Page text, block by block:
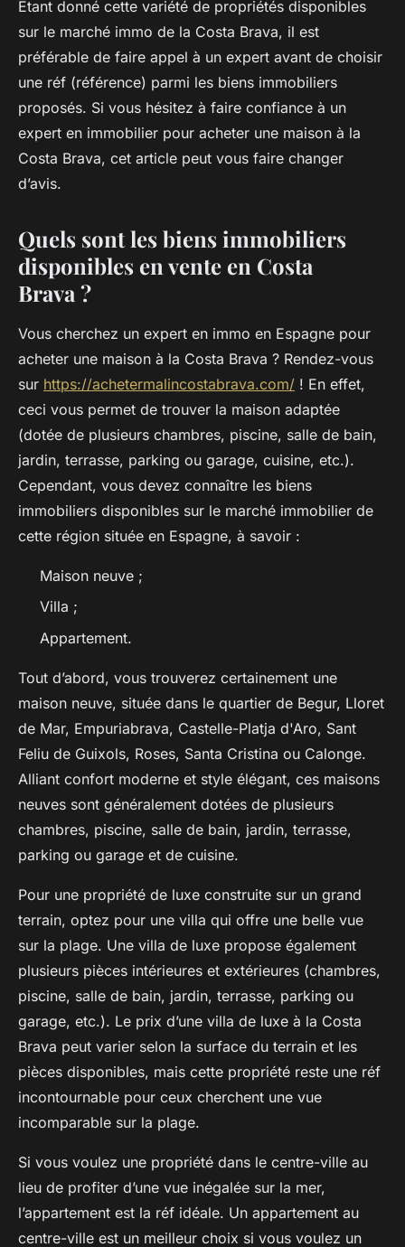
Etant donné cette variété de propriétés disponibles
sur le marché immo de la Costa Brava, il est
préférable de faire appel à un expert avant de choisir
une réf (référence) parmi les biens immobiliers
proposés. Si vous hésitez à faire confiance à un
expert en immobilier pour acheter une maison à la
Costa Brava, cet article peut vous faire changer
d’avis.
Quels sont les biens immobiliers
disponibles en vente en Costa
Brava ?
Vous cherchez un expert en immo en Espagne pour
acheter une maison à la Costa Brava ? Rendez-vous
sur https://achetermalincostabrava.com/ ! En effet,
ceci vous permet de trouver la maison adaptée
(dotée de plusieurs chambres, piscine, salle de bain,
jardin, terrasse, parking ou garage, cuisine, etc.).
Cependant, vous devez connaître les biens
immobiliers disponibles sur le marché immobilier de
cette région située en Espagne, à savoir :
Maison neuve ;
Villa ;
Appartement.
Tout d’abord, vous trouverez certainement une
maison neuve, située dans le quartier de Begur, Lloret
de Mar, Empuriabrava, Castelle-Platja d'Aro, Sant
Feliu de Guixols, Roses, Santa Cristina ou Calonge.
Alliant confort moderne et style élégant, ces maisons
neuves sont généralement dotées de plusieurs
chambres, piscine, salle de bain, jardin, terrasse,
parking ou garage et de cuisine.
Pour une propriété de luxe construite sur un grand
terrain, optez pour une villa qui offre une belle vue
sur la plage. Une villa de luxe propose également
plusieurs pièces intérieures et extérieures (chambres,
piscine, salle de bain, jardin, terrasse, parking ou
garage, etc.). Le prix d’une villa de luxe à la Costa
Brava peut varier selon la surface du terrain et les
pièces disponibles, mais cette propriété reste une réf
incontournable pour ceux cherchent une vue
incomparable sur la plage.
Si vous voulez une propriété dans le centre-ville au
lieu de profiter d’une vue inégalée sur la mer,
l’appartement est la réf idéale. Un appartement au
centre-ville est un meilleur choix si vous voulez un